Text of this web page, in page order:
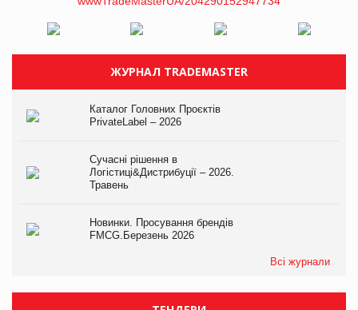
ЖУРНАЛ TRADEMASTER
Каталог Головних Проєктів
PrivateLabel – 2026
Сучасні рішення в
Логістиці&Дистрибуції – 2026.
Травень
Новинки. Просування брендів
FMCG.Березень 2026
Всі журнали